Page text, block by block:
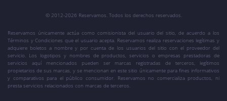
© 2012-2026 Reservamos. Todos los derechos reservados.
Reservamos únicamente actúa como comisionista del usuario del sitio, de acuerdo a los
Términos y Condiciones que el usuario acepta. Reservamos realiza reservaciones legítimas y
adquiere boletos a nombre y por cuenta de los usuarios del sitio con el proveedor del
servicio. Los logotipos y nombres de productos, servicios o empresas prestadoras de
servicios aquí mencionados pueden ser marcas registradas de terceros, legítimos
propietarios de sus marcas, y se mencionan en este sitio únicamente para fines informativos
y comparativos para el público consumidor. Reservamos no comercializa productos, ni
presta servicios relacionados con marcas de terceros.